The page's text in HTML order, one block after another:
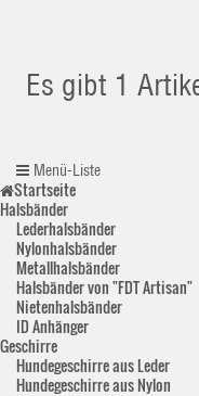
Es gibt 1
Menü-Liste
Startseite
Halsbänder
Lederhalsbänder
Nylonhalsbänder
Metallhalsbänder
Halsbänder von "FDT Artisan"
Nietenhalsbänder
ID Anhänger
Geschirre
Hundegeschirre aus Leder
Hundegeschirre aus Nylon